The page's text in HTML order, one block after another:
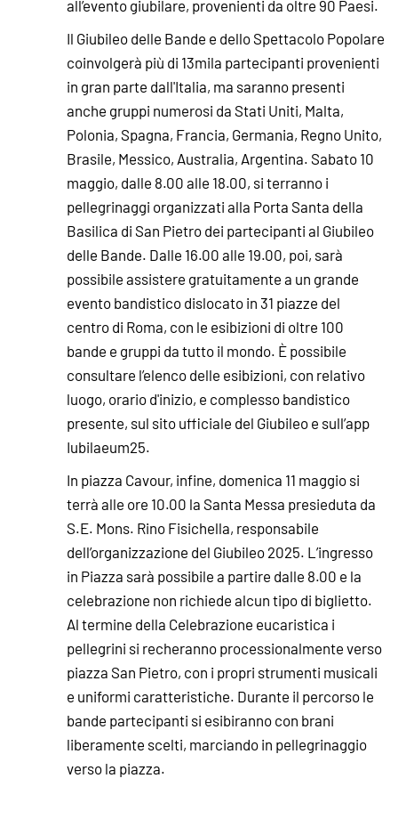
all’evento giubilare, provenienti da oltre 90 Paesi.
Il Giubileo delle Bande e dello Spettacolo Popolare
coinvolgerà più di 13mila partecipanti provenienti
in gran parte dall'Italia, ma saranno presenti
anche gruppi numerosi da Stati Uniti, Malta,
Polonia, Spagna, Francia, Germania, Regno Unito,
Brasile, Messico, Australia, Argentina. Sabato 10
maggio, dalle 8.00 alle 18.00, si terranno i
pellegrinaggi organizzati alla Porta Santa della
Basilica di San Pietro dei partecipanti al Giubileo
delle Bande. Dalle 16.00 alle 19.00, poi, sarà
possibile assistere gratuitamente a un grande
evento bandistico dislocato in 31 piazze del
centro di Roma, con le esibizioni di oltre 100
bande e gruppi da tutto il mondo. È possibile
consultare l’elenco delle esibizioni, con relativo
luogo, orario d'inizio, e complesso bandistico
presente, sul sito ufficiale del Giubileo e sull’app
Iubilaeum25.
In piazza Cavour, infine, domenica 11 maggio si
terrà alle ore 10.00 la Santa Messa presieduta da
S.E. Mons. Rino Fisichella, responsabile
dell’organizzazione del Giubileo 2025. L’ingresso
in Piazza sarà possibile a partire dalle 8.00 e la
celebrazione non richiede alcun tipo di biglietto.
Al termine della Celebrazione eucaristica i
pellegrini si recheranno processionalmente verso
piazza San Pietro, con i propri strumenti musicali
e uniformi caratteristiche. Durante il percorso le
bande partecipanti si esibiranno con brani
liberamente scelti, marciando in pellegrinaggio
verso la piazza.